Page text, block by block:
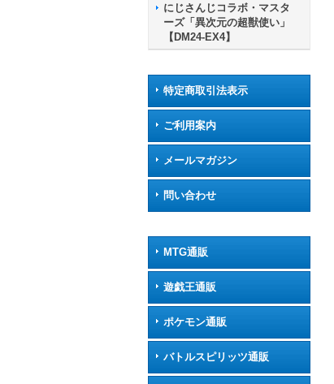
にじさんじコラボ・マスタ
ーズ「異次元の超獣使い」
【DM24-EX4】
特定商取引法表示
ご利用案内
メールマガジン
問い合わせ
MTG通販
遊戯王通販
ポケモン通販
バトルスピリッツ通販